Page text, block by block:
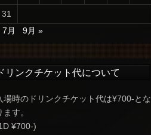
31
7月
9月 »
リンクチケット代について
場時のドリンクチケット代は¥700-とな
ます。
¥700-)